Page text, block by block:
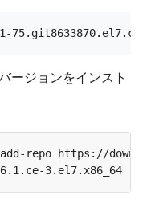
ージョンをインスト